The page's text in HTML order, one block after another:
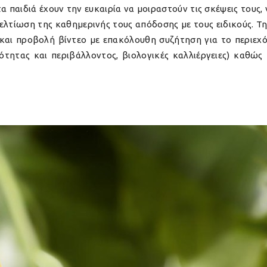
έχουν την ευκαιρία να μοιραστούν τις σκέψεις
της καθημερινής τους απόδοσης με τους ειδικούς.
προβολή βίντεο με επακόλουθη συζήτηση για το
και περιβάλλοντος, βιολογικές καλλιέργειες)